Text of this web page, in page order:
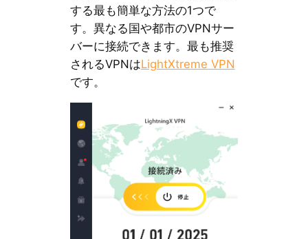
する最も簡単な方法の1つで
す。異なる国や都市のVPNサー
バーに接続できます。最も推奨
されるVPNはLightXtreme VPN
です。